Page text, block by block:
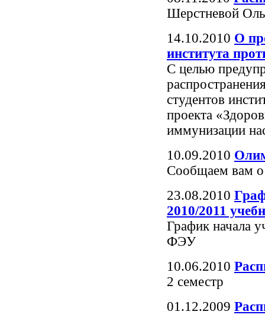
Шерстневой
14.10.2010 О
института
С целью
студентов
проекта
иммунизации
10.09.2010
Сообщаем вам
23.08.2010
2010/2011
График начала
ФЭУ
10.06.2010
2 семестр
01.12.2009